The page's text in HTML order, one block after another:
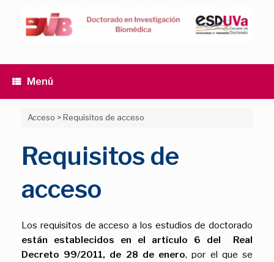
contenido
Menú
Acceso >Requisitos de acceso
Requisitos de
acceso
Los requisitos de acceso a los estudios de doctorado
están establecidos en el
artículo 6 del Real
Decreto 99/2011, de 28 de enero, por el que se